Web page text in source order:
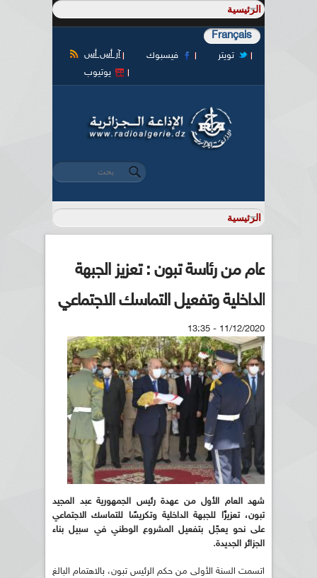
Français
آر أس أس فيسبوك
تويتر
يوتيوب
استمارة البحث
‏بحث ‏
عام من رئاسة تبون : تعزيز الجبهة
الداخلية وتفعيل التماسك الاجتماعي
11/12/2020 - 13:35
شهد العام الأول من عهدة رئيس الجمهورية عبد المجيد
تبون، تعزيزًا للجبهة الداخلية وتكريسًا للتماسك الاجتماعي
على نحو يعجّل بتفعيل المشروع الوطني في سبيل بناء
الجزائر الجديدة.
اتسمت السنة الأولى من حكم الرئيس تبون، بالاهتمام البالغ